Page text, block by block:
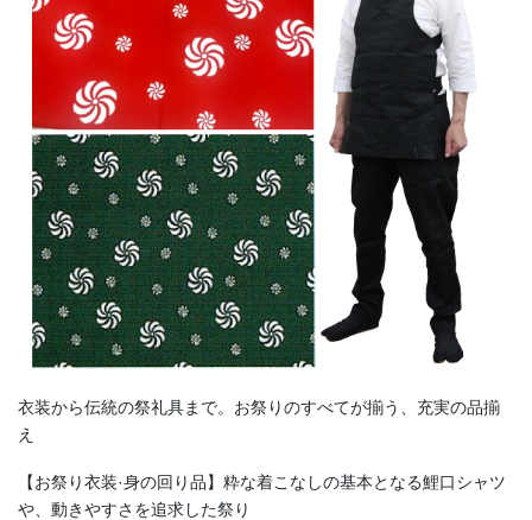
衣装から伝統の祭礼具まで。お祭りのすべてが揃う、充実の品揃
え
【お祭り衣装·身の回り品】粋な着こなしの基本となる鯉口シャツ
や、動きやすさを追求した祭り